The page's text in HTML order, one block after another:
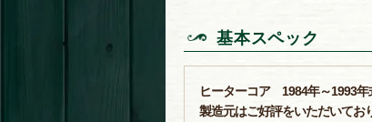
基本スペック
ヒーターコア 1984年～1993年
製造元はご好評をいただいてお